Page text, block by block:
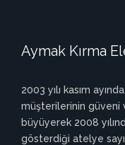
Aymak Kırma
2003 yılı kasım
müşterilerinin güveni
büyüyerek 2008
gösterdiği atelye